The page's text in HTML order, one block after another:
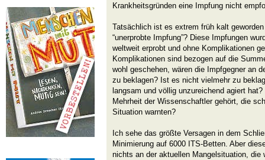
Krankheitsgründen eine Impfung nicht
Tatsächlich ist es extrem früh kalt
“unerprobte Impfung”? Diese Impfungen
weltweit erprobt und ohne Komplikationen
Komplikationen sind bezogen auf die
wohl geschehen, wären die Impfgegner an
zu beklagen? Ist es nicht vielmehr zu
langsam und völlig unzureichend agiert
Mehrheit der Wissenschaftler gehört, die
Situation warnten?
Ich sehe das größte Versagen in dem
Minimierung auf 6000 ITS-Betten. Aber
nichts an der aktuellen Mangelsituation, die